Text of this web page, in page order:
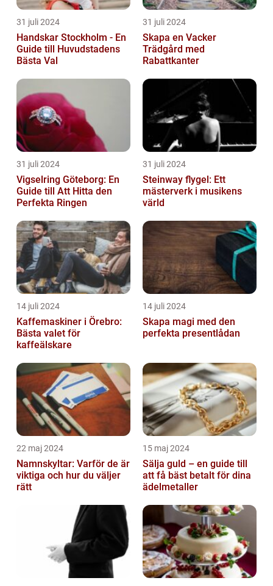
31 juli 2024
Handskar Stockholm - En
Guide till Huvudstadens
Bästa Val
31 juli 2024
Skapa en Vacker
Trädgård med
Rabattkanter
31 juli 2024
Vigselring Göteborg: En
Guide till Att Hitta den
Perfekta Ringen
31 juli 2024
Steinway flygel: Ett
mästerverk i musikens
värld
14 juli 2024
Kaffemaskiner i Örebro:
Bästa valet för
kaffeälskare
14 juli 2024
Skapa magi med den
perfekta presentlådan
22 maj 2024
Namnskyltar: Varför de är
viktiga och hur du väljer
rätt
15 maj 2024
Sälja guld – en guide till
att få bäst betalt för dina
ädelmetaller